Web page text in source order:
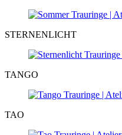
STERNENLICHT
TANGO
TAO